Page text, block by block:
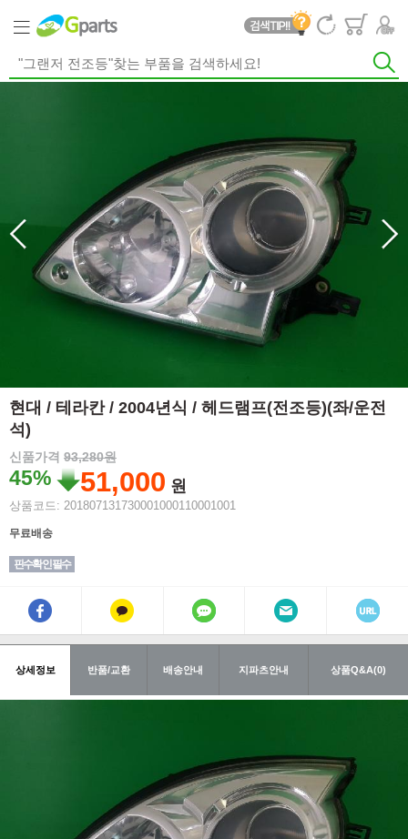
현대 / 테라칸 / 2004년식 / 헤드램프(전조등)(좌/운전
석)
신품가격 93,280원
45% 51,000 원
상품코드: 201807131730001000110001001
무료배송
핀수확인 필수
상세정보 반품/교환 배송안내 지파츠안내 상품Q&A(0)